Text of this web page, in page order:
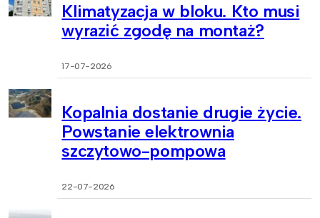
Klimatyzacja w bloku. Kto musi
wyrazić zgodę na montaż?
17-07-2026
Kopalnia dostanie drugie życie.
Powstanie elektrownia
szczytowo-pompowa
22-07-2026